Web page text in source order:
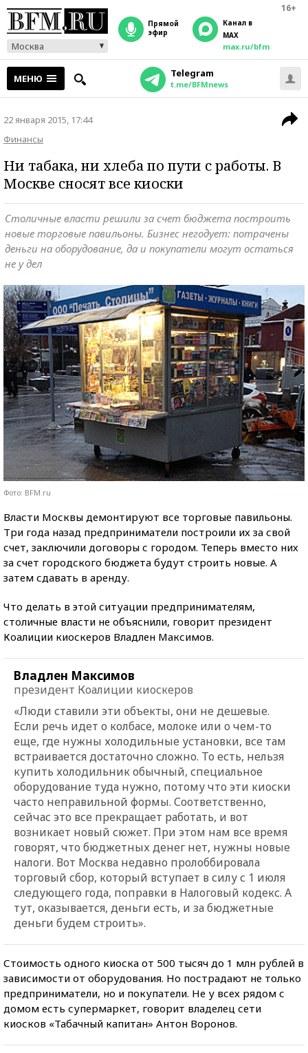
16+
Москва
прямой
эфир
Канал в
MAX
max.ru/bfm
МЕНЮ Telegram
t.me/BFMnews
22 января 2015, 17:44
Финансы
Ни табака, ни хлеба по пути с работы. В
Москве сносят все киоски
Столичные власти решили за счет бюджета построить
новые торговые павильоны. Бизнес негодует: потрачены
деньги на оборудование, да и покупатели могут остаться
не у дел
Фото: BFM.ru
Власти Москвы демонтируют все торговые павильоны.
Три года назад предприниматели построили их за свой
счет, заключили договоры с городом. Теперь вместо них
за счет городского бюджета будут строить новые. А
затем сдавать в аренду.
Что делать в этой ситуации предпринимателям,
столичные власти не объяснили, говорит президент
Коалиции киоскеров Владлен Максимов.
Владлен Максимов
президент Коалиции киоскеров
«Люди ставили эти объекты, они не дешевые.
Если речь идет о колбасе, молоке или о чем-то
еще, где нужны холодильные установки, все там
встраивается достаточно сложно. То есть, нельзя
купить холодильник обычный, специальное
оборудование туда нужно, потому что эти киоски
часто неправильной формы. Соответственно,
сейчас это все прекращает работать, и вот
возникает новый сюжет. При этом нам все время
говорят, что бюджетных денег нет, нужны новые
налоги. Вот Москва недавно пролоббировала
торговый сбор, который вступает в силу с 1 июля
следующего года, поправки в Налоговый кодекс. А
тут, оказывается, деньги есть, и за бюджетные
деньги будем строить».
Стоимость одного киоска от 500 тысяч до 1 млн рублей в
зависимости от оборудования. Но пострадают не только
предприниматели, но и покупатели. Не у всех рядом с
домом есть супермаркет, говорит владелец сети
киосков «Табачный капитан» Антон Воронов.